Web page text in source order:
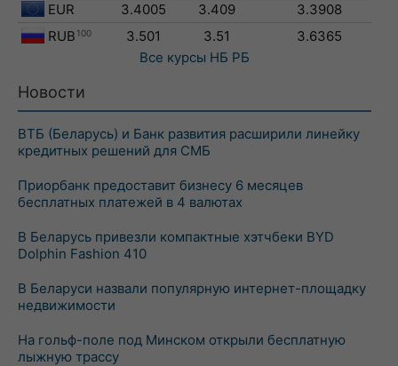
EUR
3.4005 3.409
3.3908
RUB 100 3.501 3.51
3.6365
Все курсы НБ РБ
Новости
ВТБ (Беларусь) и Банк развития расширили линейку
кредитных решений для СМБ
Приорбанк предоставит бизнесу 6 месяцев
бесплатных платежей в 4 валютах
В Беларусь привезли компактные хэтчбеки BYD
Dolphin Fashion 410
В Беларуси назвали популярную интернет-площадку
недвижимости
На гольф-поле под Минском открыли бесплатную
лыжную трассу